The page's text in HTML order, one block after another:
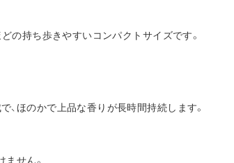
の持ち歩きやすいコンパクトサイズです。
ほのかで上品な香りが長時間持続します。
せん。